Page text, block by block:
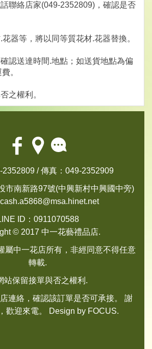
聯絡店家(049-2352809)，確認是否
器等，將以同等質花材.花器替換。
認送達時間.地點；如送貨地點為偏
。
之權利。
2352809 / 傳真：049-2352909
市南新路97號(中興新村中興國中旁)
cash.a5868@msa.hinet.net
ID：0911070588
© 2017 中一花藝禮品店.
屬中一花店所有，非經同意不得任意
轉載.
站保留接單與否之權利.
連絡，確認該訂單是否可承接。 謝
歡迎來電。 Design by FOCUS.